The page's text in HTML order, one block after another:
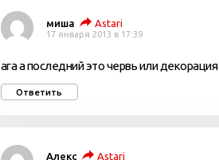
миша Astari
17 января 2013 в 17:39
ага а последний это червь или декорация
Ответить
Алекс Astari